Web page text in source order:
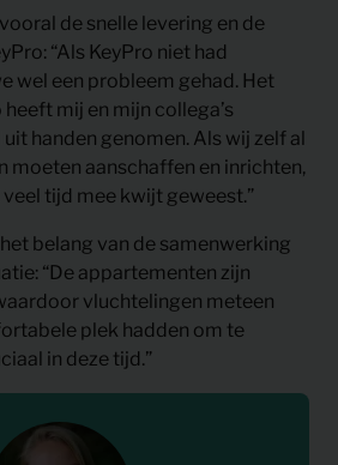
de snelle levering en de
“Als KeyPro niet had
wel een probleem gehad. Het
mij en mijn collega’s
handen genomen. Als wij zelf al
moeten aanschaffen en inrichten,
tijd mee kwijt geweest.”
belang van de samenwerking
“De appartementen zijn
vluchtelingen meteen
plek hadden om te
in deze tijd.”